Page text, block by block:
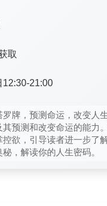
取
12:30-21:00
牌，预测命运，改变人
预测和改变命运的能力
欲，引导读者进一步了
，解读你的人生密码。